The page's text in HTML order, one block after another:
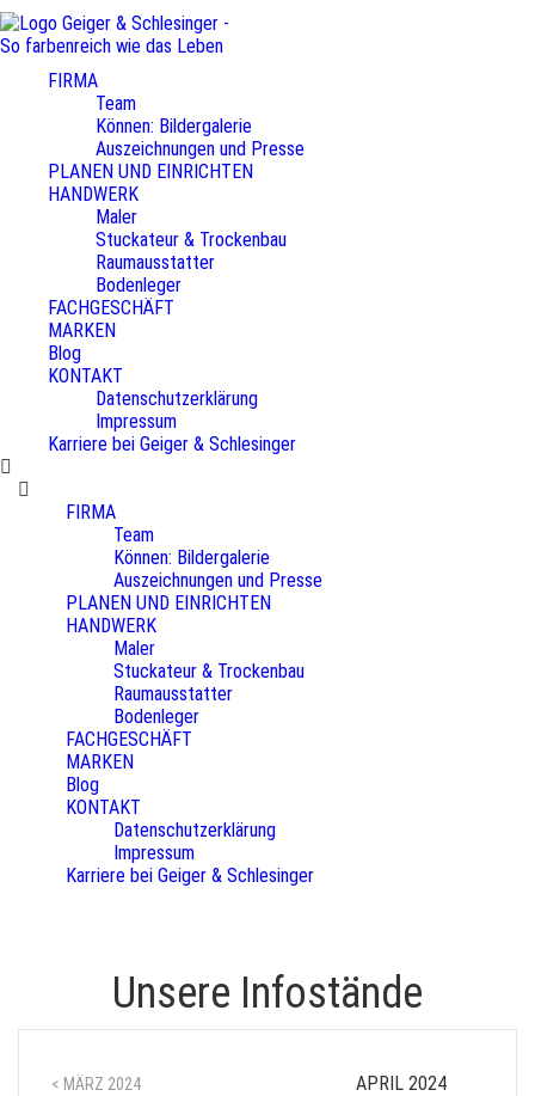
FIRMA
Team
Können: Bildergalerie
Auszeichnungen und Presse
PLANEN UND EINRICHTEN
HANDWERK
Maler
Stuckateur & Trockenbau
Raumausstatter
Bodenleger
FACHGESCHÄFT
MARKEN
Blog
KONTAKT
Datenschutzerklärung
Impressum
Karriere bei Geiger & Schlesinger
FIRMA
Team
Können: Bildergalerie
Auszeichnungen und Presse
PLANEN UND EINRICHTEN
HANDWERK
Maler
Stuckateur & Trockenbau
Raumausstatter
Bodenleger
FACHGESCHÄFT
MARKEN
Blog
KONTAKT
Datenschutzerklärung
Impressum
Karriere bei Geiger & Schlesinger
Unsere Infostände
< MÄRZ 2024 APRIL 2024